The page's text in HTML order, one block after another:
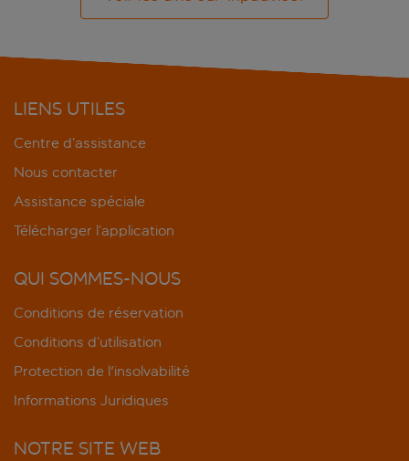
LIENS UTILES
Centre d’assistance
Nous contacter
Assistance spéciale
Télécharger l’application
QUI SOMMES-NOUS
Conditions de réservation
Conditions d’utilisation
Protection de l'insolvabilité
Informations Juridiques
NOTRE SITE WEB